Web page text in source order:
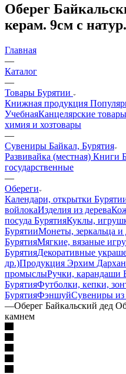
Оберег
керам. 9см с
Главная
—
Каталог
—
Товары Бурятии
Книжная продукция
УчебнаяКанцелярские товары
химия и хозтовары
—
Сувениры Байкал, Бурятия
Развивайка (местная) Книги
государственные
—
Обереги
Календари, открытки
войлокаИзделия из дерева
посуда БурятияКуклы,
БурятииМонеты, зеркальца и
БурятияМягкие, вязаные
БурятияДекоративные
др.)Продукция Эрхим
промыслыРучки, карандаши
БурятияФутболки, кепки,
БурятияФэншуйСувениры из
—Оберег Байкальский дед
камнем